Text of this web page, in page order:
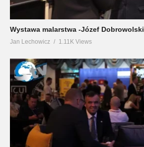
Wystawa malarstwa -Józef Dobrowolski
Jan Lechowicz 1.11K Views